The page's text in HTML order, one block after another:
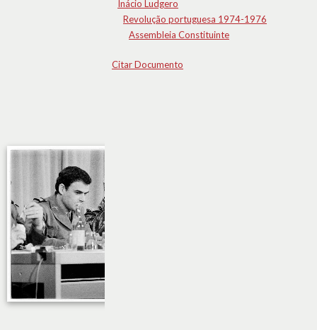
Inácio Ludgero
Revolução portuguesa 1974-1976
Assembleia Constituinte
Citar Documento